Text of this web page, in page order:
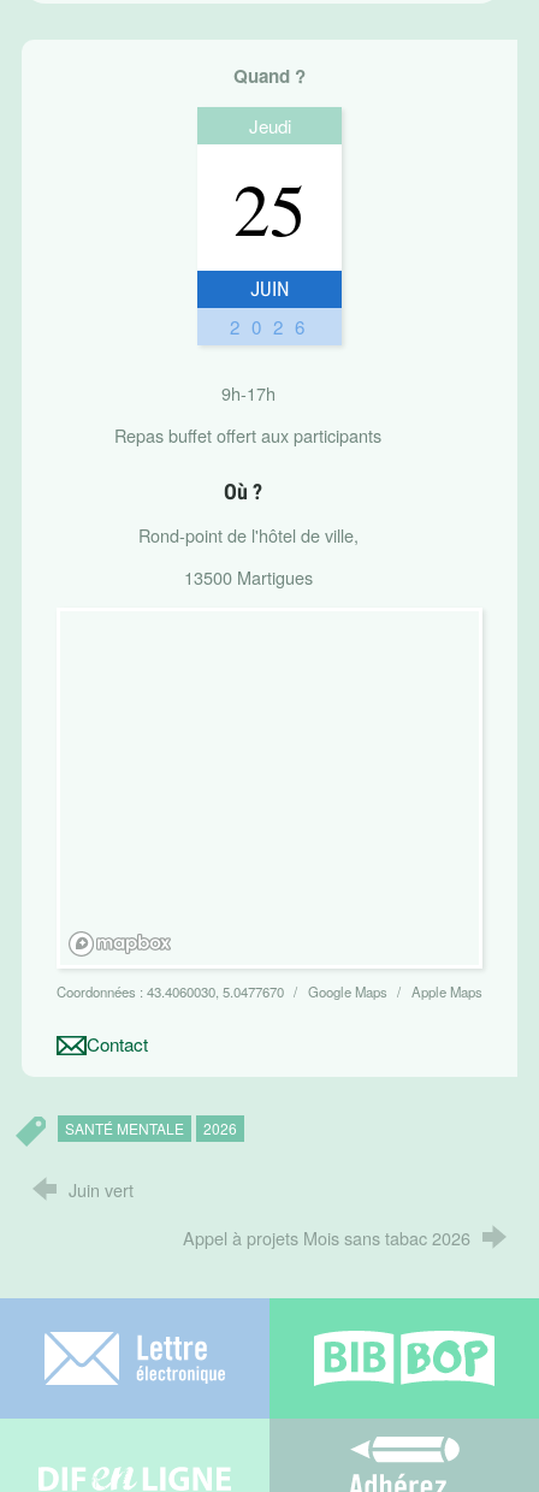
Quand ?
Jeudi
25
JUIN
2026
9h-17h
Repas buffet offert aux participants
Où ?
Rond-point de l'hôtel de ville,
13500 Martigues
Coordonnées : 43.4060030, 5.0477670 Google Maps Apple Maps
Contact
SANTÉ MENTALE 2026
Juin vert
Appel à projets Mois sans tabac 2026
Adhérez au